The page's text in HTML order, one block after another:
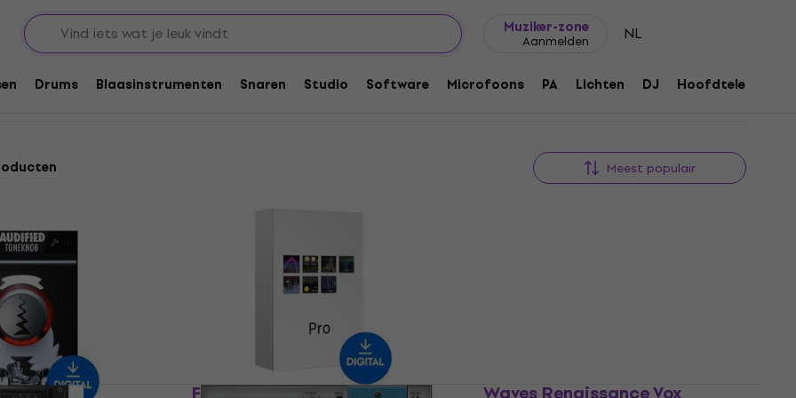
Muziker-zone
Aanmelden NL
Drums Blaasinstrumenten Snaren Studio Software Microfoons PA Lichten DJ Hoofdtelefoons
Plug-In FX Processors
Meest populair